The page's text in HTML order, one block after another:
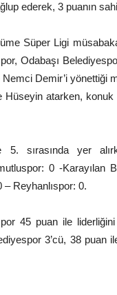
ederek, 3 puanın
Süper Ligi
Odabaşı
Demir’i yönettiği
atarken, konuk
5. sırasında yer
0 -Karayılan
Reyhanlıspor: 0.
45 puan ile
3’cü, 38 puan